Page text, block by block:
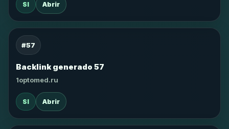
SI Abrir
#57
Backlink generado 57
1optomed.ru
SI Abrir